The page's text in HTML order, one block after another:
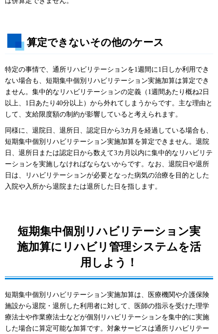
算定できないその他のケース
特定の事情で、通所リハビリテーションを1週間に1日しか利用でき
ない場合も、短期集中個別リハビリテーション実施加算は算定でき
ません。集中的なリハビリテーションの定義（1週間あたり概ね2日
以上、1日あたり40分以上）から外れてしまうからです。主な理由と
して、支給限度額の制約が影響していると考えられます。
同様に、退院日、退所日、認定日から3カ月を経過している場合も、
短期集中個別リハビリテーション実施加算を算定できません。退院
日、退所日または認定日から数えて3カ月以内に集中的なリハビリテ
ーションを実施しなければならないからです。なお、退院日や退所
日は、リハビリテーションが必要となった病気の治療を目的とした
入院や入所から退院または退所した日を指します。
短期集中個別リハビリテーション実
施加算にリハビリ管理システムを活
用しよう！
短期集中個別リハビリテーション実施加算は、医療機関や介護保険
施設から退院・退所した利用者に対して、医師の指示を受けた理学
療法士や作業療法士などが個別リハビリテーションを集中的に実施
した場合に算定可能な加算です。対象サービスは通所リハビリテー